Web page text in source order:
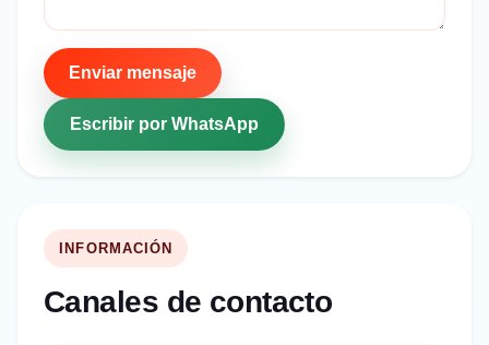
Enviar mensaje
Escribir por WhatsApp
INFORMACIÓN
Canales de contacto